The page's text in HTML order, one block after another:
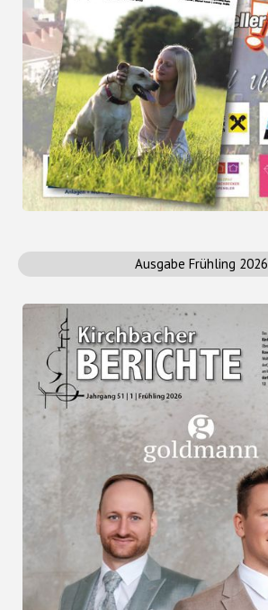
Ausgabe Frühling 2026